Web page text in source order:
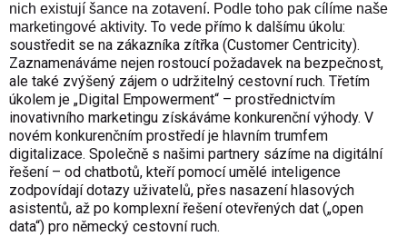
nich existují šance na zotavení. Podle toho pak cílíme naše
marketingové aktivity. To vede přímo k dalšímu úkolu:
soustředit se na zákazníka zítřka (Customer Centricity).
Zaznamenáváme nejen rostoucí požadavek na bezpečnost,
ale také zvýšený zájem o udržitelný cestovní ruch. Třetím
úkolem je „Digital Empowerment“ – prostřednictvím
inovativního marketingu získáváme konkurenční výhody. V
novém konkurenčním prostředí je hlavním trumfem
digitalizace. Společně s našimi partnery sázíme na digitální
řešení – od chatbotů, kteří pomocí umělé inteligence
zodpovídají dotazy uživatelů, přes nasazení hlasových
asistentů, až po komplexní řešení otevřených dat („open
data“) pro německý cestovní ruch.